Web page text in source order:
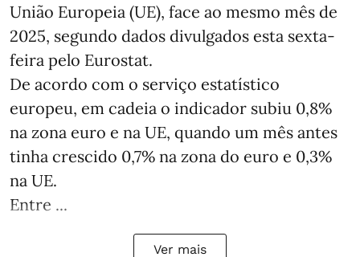
União Europeia (UE), face ao mesmo mês de
2025, segundo dados divulgados esta sexta-
feira pelo Eurostat.
De acordo com o serviço estatístico
europeu, em cadeia o indicador subiu 0,8%
na zona euro e na UE, quando um mês antes
tinha crescido 0,7% na zona do euro e 0,3%
na UE.
Entre ...
Ver mais